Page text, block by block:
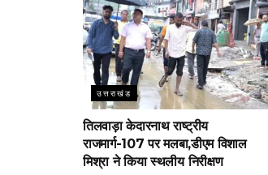
उत्तराखंड
तिलवाड़ा केदारनाथ राष्ट्रीय
राजमार्ग-107 पर मलबा,डीएम विशाल
मिश्रा ने किया स्थलीय निरीक्षण